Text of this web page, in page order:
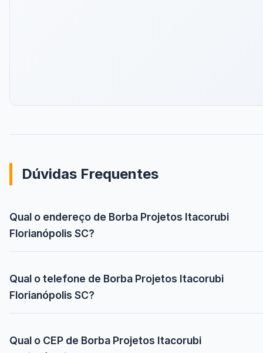
Dúvidas Frequentes
Qual o endereço de Borba Projetos Itacorubi
Florianópolis SC?
Qual o telefone de Borba Projetos Itacorubi
Florianópolis SC?
Qual o CEP de Borba Projetos Itacorubi